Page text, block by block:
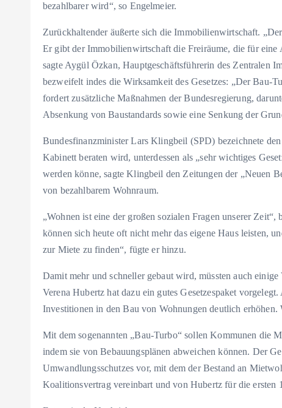
bezahlbarer wird“, so Engelmeier.
Zurückhaltender äußerte sich die Immobilienwirtschaft.
Er gibt der Immobilienwirtschaft die Freiräume, die für
sagte Aygül Özkan, Hauptgeschäftsführerin des Zentralen
bezweifelt indes die Wirksamkeit des Gesetzes: „Der Bau-
fordert zusätzliche Maßnahmen der Bundesregierung,
Absenkung von Baustandards sowie eine Senkung der
Bundesfinanzminister Lars Klingbeil (SPD) bezeichnete
Kabinett beraten wird, unterdessen als „sehr wichtiges
werden könne, sagte Klingbeil den Zeitungen der „Neuen
von bezahlbarem Wohnraum.
„Wohnen ist eine der großen sozialen Fragen unserer
können sich heute oft nicht mehr das eigene Haus leisten,
zur Miete zu finden“, fügte er hinzu.
Damit mehr und schneller gebaut wird, müssten auch
Verena Hubertz hat dazu ein gutes Gesetzespaket
Investitionen in den Bau von Wohnungen deutlich erhöhen.
Mit dem sogenannten „Bau-Turbo“ sollen Kommunen die
indem sie von Bebauungsplänen abweichen können. Der
Umwandlungsschutzes vor, mit dem der Bestand an
Koalitionsvertrag vereinbart und von Hubertz für die ersten